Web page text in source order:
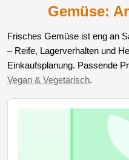
Gemüse:
Frisches Gemüse ist eng an
– Reife, Lagerverhalten und
Einkaufsplanung. Passende
Vegan & Vegetarisch.